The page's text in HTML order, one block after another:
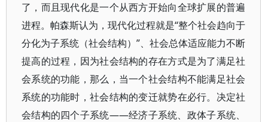
了，而且现代化是一个从西方开始向全球扩展的普遍
进程。帕森斯认为，现代化过程就是“整个社会趋向于
分化为子系统（社会结构）”、社会总体适应能力不断
提高的过程，因为社会结构的存在方式是为了满足社
会系统的功能，那么，当一个社会结构不能满足社会
系统的功能时，社会结构的变迁就势在必行。决定社
会结构的四个子系统——经济子系统、政体子系统、